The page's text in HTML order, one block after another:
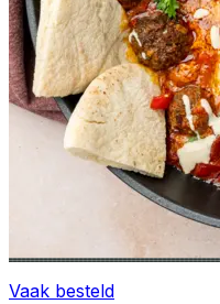
Vaak besteld